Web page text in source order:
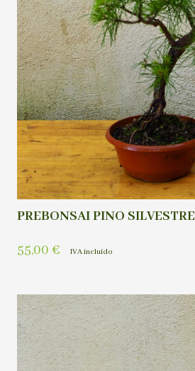
PREBONSAI PINO SILVESTRE
55,00 € IVA incluído